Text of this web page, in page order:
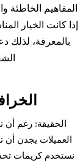
المفاهيم الخاطئة
إذا كانت الخيار
بالمعرفة، لذلك
الخرافة 1: تلوين
الحقيقة: رغم
العميلات يجدن أن
نستخدم كريمات